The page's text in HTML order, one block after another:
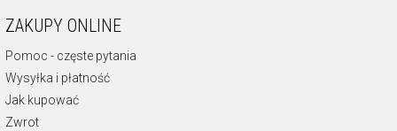
ZAKUPY ONLINE
Pomoc - częste pytania
Wysyłka i płatność
Jak kupować
Zwrot